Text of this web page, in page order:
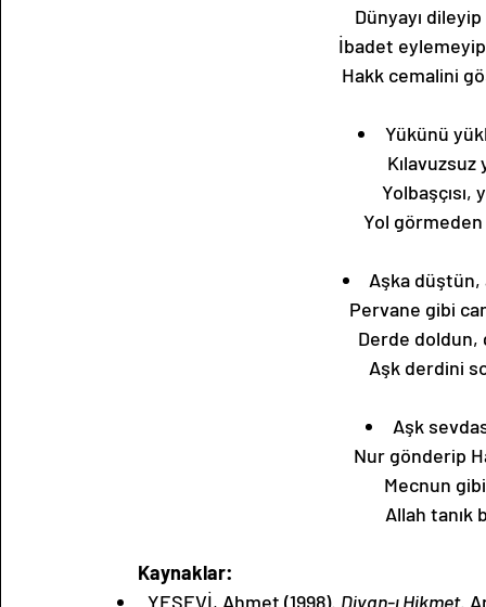
Dünyayı
İbadet
Hakk cemalini
Yükünü
Yol görmeden
Aşka düştün,
Pervane gibi
Derde doldun,
Aşk derdini
Aşk
Nur gönderip
Mecnun
Allah tanık
Kaynaklar:
YESEVİ, Ahmet (1998). Divan-ı Hikmet.